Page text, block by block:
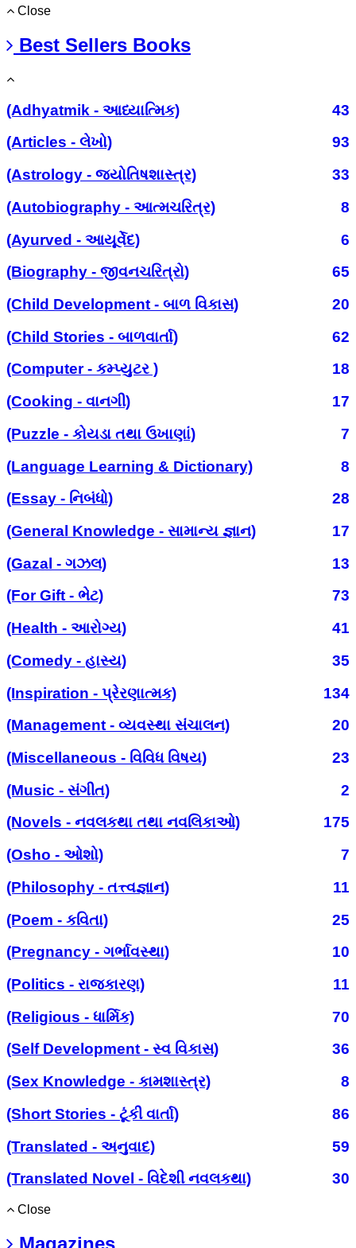
Close
Best Sellers Books
(Adhyatmik - આધ્યાત્મિક)
43
(Articles - લેખો)
93
(Astrology - જ્યોતિષશાસ્ત્ર)
33
(Autobiography - આત્મચરિત્ર)
8
(Ayurved - આયૂર્વેદ)
6
(Biography - જીવનચરિત્રો)
65
(Child Development - બાળ વિકાસ)
20
(Child Stories - બાળવાર્તા)
62
(Computer - કમ્પ્યુટર )
18
(Cooking - વાનગી)
17
(Puzzle - કોયડા તથા ઉખાણાં)
7
(Language Learning & Dictionary)
8
(Essay - નિબંધો)
28
(General Knowledge - સામાન્ય જ્ઞાન)
17
(Gazal - ગઝલ)
13
(For Gift - ભેટ)
73
(Health - આરોગ્ય)
41
(Comedy - હાસ્ય)
35
(Inspiration - પ્રેરણાત્મક)
134
(Management - વ્યવસ્થા સંચાલન)
20
(Miscellaneous - વિવિધ વિષય)
23
(Music - સંગીત)
2
(Novels - નવલકથા તથા નવલિકાઓ)
175
(Osho - ઓશો)
7
(Philosophy - તત્ત્વજ્ઞાન)
11
(Poem - કવિતા)
25
(Pregnancy - ગર્ભાવસ્થા)
10
(Politics - રાજકારણ)
11
(Religious - ધાર્મિક)
70
(Self Development - સ્વ વિકાસ)
36
(Sex Knowledge - કામશાસ્ત્ર)
8
(Short Stories - ટૂંકી વાર્તા)
86
(Translated - અનુવાદ)
59
(Translated Novel - વિદેશી નવલકથા)
30
Close
Magazines